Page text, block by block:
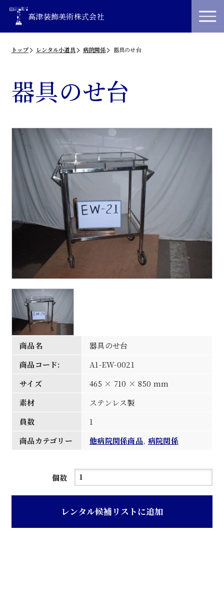
高津装飾美術株式会社
トップ レンタル小道具 病院関係 器具のせ台
器具のせ台
商品名
器具のせ台
商品コード:
A1-EW-0021
サイズ
465 × 710 × 850 mm
素材
ステンレス製
員数
1
商品カテゴリー
他病院関係商品, 病院関係
個数
器
せ
レンタル候補リストに追加